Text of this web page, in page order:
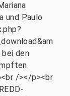
und Paulo
bei den
/></p><br